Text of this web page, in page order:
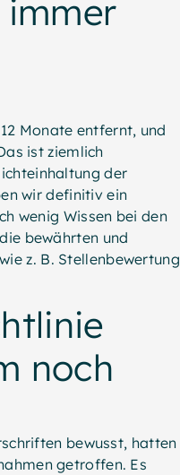
immer
Monate entfernt, und
ist ziemlich
der
wir definitiv ein
wenig Wissen bei den
bewährten und
z. B. Stellenbewertung
noch
bewusst, hatten
getroffen. Es